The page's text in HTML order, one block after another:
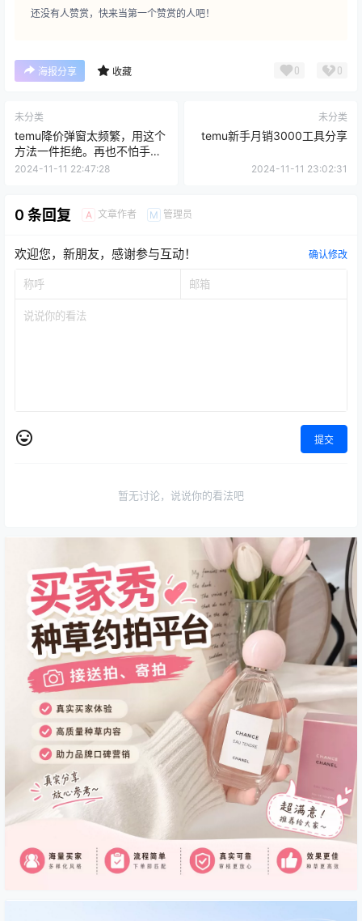
还没有人赞赏，快来当第一个赞赏的人吧！
海报分享 收藏 0 0
未分类
temu降价弹窗太频繁，用这个
方法一件拒绝。再也不怕手滑
调价了
2024-11-11 22:47:28
未分类
temu新手月销3000工具分享
2024-11-11 23:02:31
0 条回复 A 文章作者 M 管理员
欢迎您，新朋友，感谢参与互动！ 确认修改
提交
暂无讨论，说说你的看法吧